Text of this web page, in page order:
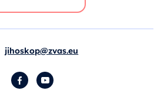
jihoskop@zvas.eu
FacebookYouTube